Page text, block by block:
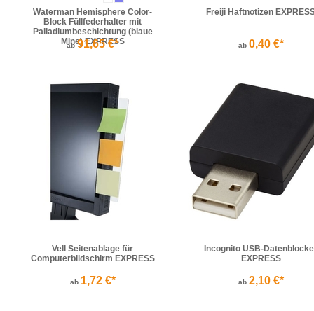
Waterman Hemisphere Color-
Block Füllfederhalter mit
Palladiumbeschichtung (blaue
Mine) EXPRESS
ab 91,65 €*
Freiji Haftnotizen
ab 0,40 €*
Vell Seitenablage für
Computerbildschirm EXPRESS
ab 1,72 €*
Incognito USB-
EXPRESS
ab 2,10 €*